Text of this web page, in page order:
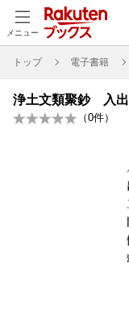
メニュー
トップ 電子書籍
浄土文類聚鈔 入出
（0件）